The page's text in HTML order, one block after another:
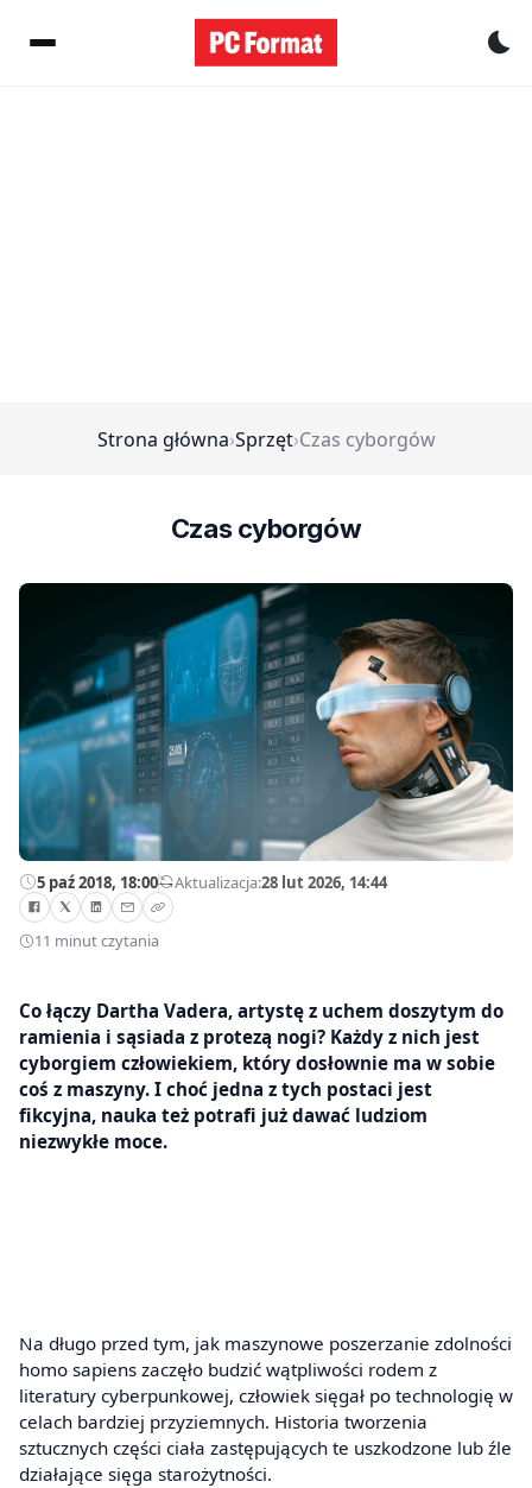
Strona główna›Sprzęt›Czas cyborgów
Czas cyborgów
5 paź 2018, 18:00—Aktualizacja:28 lut 2026, 14:44
11 minut czytania
Co łączy Dartha Vadera, artystę z uchem doszytym do
ramienia i sąsiada z protezą nogi? Każdy z nich jest
cyborgiem człowiekiem, który dosłownie ma w sobie
coś z maszyny. I choć jedna z tych postaci jest
fikcyjna, nauka też potrafi już dawać ludziom
niezwykłe moce.
Na długo przed tym, jak maszynowe poszerzanie zdolności
homo sapiens zaczęło budzić wątpliwości rodem z
literatury cyberpunkowej, człowiek sięgał po technologię w
celach bardziej przyziemnych. Historia tworzenia
sztucznych części ciała zastępujących te uszkodzone lub źle
działające sięga starożytności.